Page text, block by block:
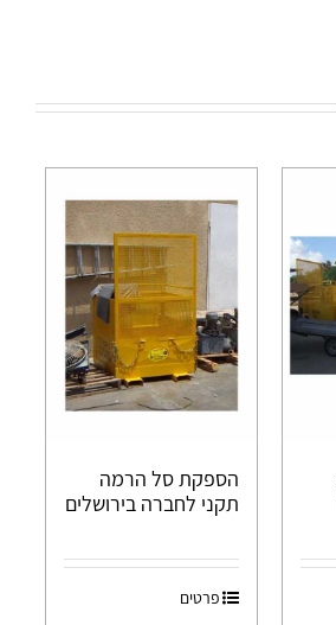
הספקת סל הרמה
תקני לחברה בירושלים
פרטים